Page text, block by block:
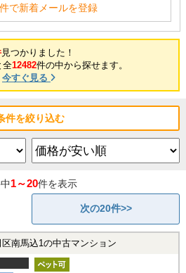
で新着メールを登録
見つかりました！
全12482件の中から探せます。
今すぐ見る
件を絞り込む
1～20件を表示
次の20件>>
南馬込1の中古マンション